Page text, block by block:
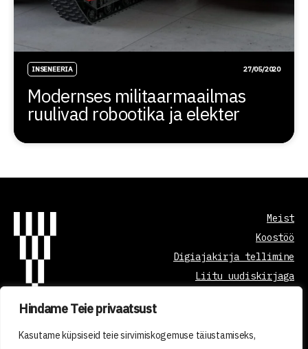
Hindame Teie privaatsust
Kasutame küpsiseid teie sirvimiskogemuse täiustamiseks,
INSENEERIA 27/05/2020
Modernses militaarmaailmas
ruulivad robootika ja elekter
Meist
Koostöö
Digiajakirja tellimine
Liitu uudiskirjaga